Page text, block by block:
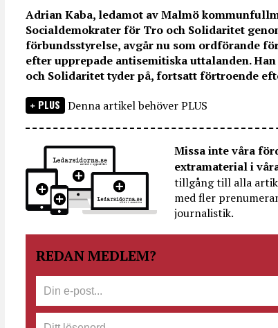
Adrian Kaba, ledamot av Malmö
Socialdemokrater för Tro och Solidaritet
förbundsstyrelse, avgår nu som ordförande
efter upprepade antisemitiska uttalanden.
och Solidaritet tyder på, fortsatt förtroende
PLUS Denna artikel behöver PLUS
Missa inte våra
extramaterial i
tillgång till alla
med fler
journalistik.
REDAN MEDLEM?